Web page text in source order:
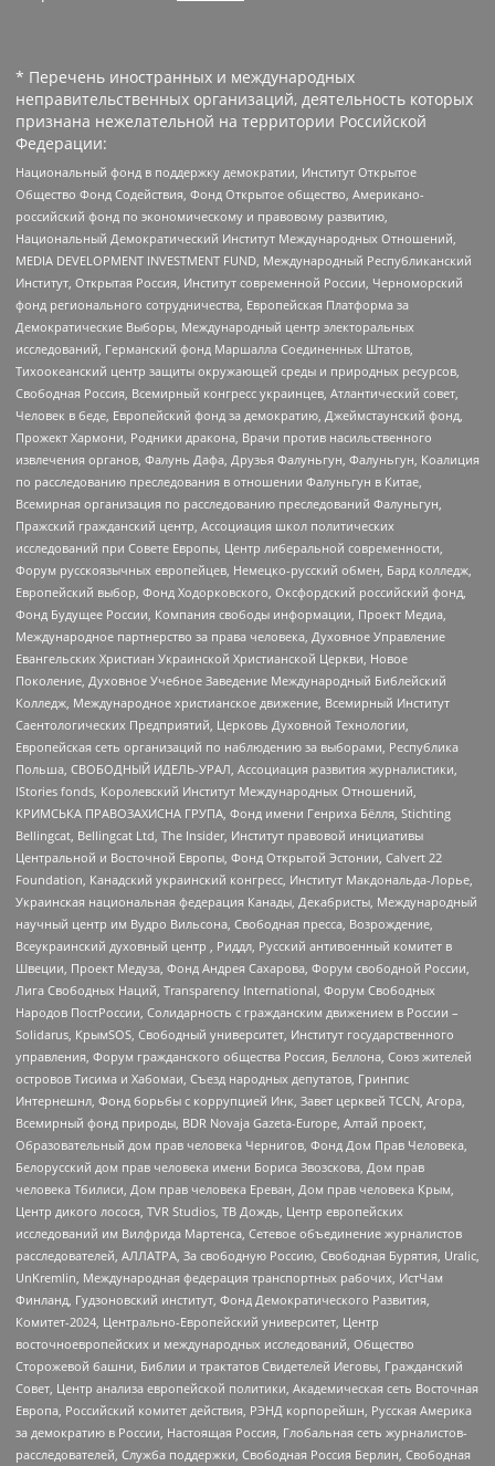
* Перечень иностранных и международных
неправительственных организаций, деятельность которых
признана нежелательной на территории Российской
Федерации:
Национальный фонд в поддержку демократии, Институт Открытое
Общество Фонд Содействия, Фонд Открытое общество, Американо-
российский фонд по экономическому и правовому развитию,
Национальный Демократический Институт Международных Отношений,
MEDIA DEVELOPMENT INVESTMENT FUND, Международный Республиканский
Институт, Открытая Россия, Институт современной России, Черноморский
фонд регионального сотрудничества, Европейская Платформа за
Демократические Выборы, Международный центр электоральных
исследований, Германский фонд Маршалла Соединенных Штатов,
Тихоокеанский центр защиты окружающей среды и природных ресурсов,
Свободная Россия, Всемирный конгресс украинцев, Атлантический совет,
Человек в беде, Европейский фонд за демократию, Джеймстаунский фонд,
Прожект Хармони, Родники дракона, Врачи против насильственного
извлечения органов, Фалунь Дафа, Друзья Фалуньгун, Фалуньгун, Коалиция
по расследованию преследования в отношении Фалуньгун в Китае,
Всемирная организация по расследованию преследований Фалуньгун,
Пражский гражданский центр, Ассоциация школ политических
исследований при Совете Европы, Центр либеральной современности,
Форум русскоязычных европейцев, Немецко-русский обмен, Бард колледж,
Европейский выбор, Фонд Ходорковского, Оксфордский российский фонд,
Фонд Будущее России, Компания свободы информации, Проект Медиа,
Международное партнерство за права человека, Духовное Управление
Евангельских Христиан Украинской Христианской Церкви, Новое
Поколение, Духовное Учебное Заведение Международный Библейский
Колледж, Международное христианское движение, Всемирный Институт
Саентологических Предприятий, Церковь Духовной Технологии,
Европейская сеть организаций по наблюдению за выборами, Республика
Польша, СВОБОДНЫЙ ИДЕЛЬ-УРАЛ, Ассоциация развития журналистики,
IStories fonds, Королевский Институт Международных Отношений,
КРИМСЬКА ПРАВОЗАХИСНА ГРУПА, Фонд имени Генриха Бёлля, Stichting
Bellingcat, Bellingcat Ltd, The Insider, Институт правовой инициативы
Центральной и Восточной Европы, Фонд Открытой Эстонии, Calvert 22
Foundation, Канадский украинский конгресс, Институт Макдональда-Лорье,
Украинская национальная федерация Канады, Декабристы, Международный
научный центр им Вудро Вильсона, Свободная пресса, Возрождение,
Всеукраинский духовный центр , Риддл, Русский антивоенный комитет в
Швеции, Проект Медуза, Фонд Андрея Сахарова, Форум свободной России,
Лига Свободных Наций, Transparеncy International, Форум Свободных
Народов ПостРоссии, Солидарность с гражданским движением в России –
Solidarus, КрымSOS, Свободный университет, Институт государственного
управления, Форум гражданского общества Россия, Беллона, Союз жителей
островов Тисима и Хабомаи, Съезд народных депутатов, Гринпис
Интернешнл, Фонд борьбы с коррупцией Инк, Завет церквей TCCN, Агора,
Всемирный фонд природы, BDR Novaja Gazeta-Europe, Алтай проект,
Образовательный дом прав человека Чернигов, Фонд Дом Прав Человека,
Белорусский дом прав человека имени Бориса Звозскова, Дом прав
человека Тбилиси, Дом прав человека Ереван, Дом прав человека Крым,
Центр дикого лосося, TVR Studios, ТВ Дождь, Центр европейских
исследований им Вилфрида Мартенса, Сетевое объединение журналистов
расследователей, АЛЛАТРА, За свободную Россию, Свободная Бурятия, Uralic,
UnKremlin, Международная федерация транспортных рабочих, ИстЧам
Финланд, Гудзоновский институт, Фонд Демократического Развития,
Комитет-2024, Центрально-Европейский университет, Центр
восточноевропейских и международных исследований, Общество
Сторожевой башни, Библии и трактатов Свидетелей Иеговы, Гражданский
Совет, Центр анализа европейской политики, Академическая сеть Восточная
Европа, Российский комитет действия, РЭНД корпорейшн, Русская Америка
за демократию в России, Настоящая Россия, Глобальная сеть журналистов-
расследователей, Служба поддержки, Свободная Россия Берлин, Свободная